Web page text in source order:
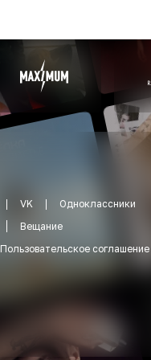
VK
Одноклассники
Вещание
Пользовательское соглашение